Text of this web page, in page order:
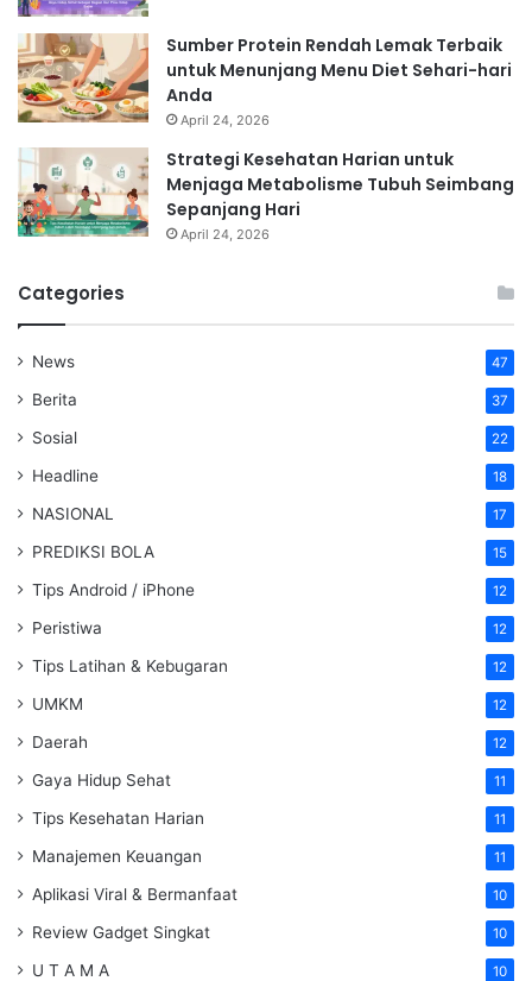
Sumber Protein Rendah Lemak Terbaik
untuk Menunjang Menu Diet Sehari-hari
Anda
April 24, 2026
Strategi Kesehatan Harian untuk
Menjaga Metabolisme Tubuh Seimbang
Sepanjang Hari
April 24, 2026
Categories
News 47
Berita 37
Sosial 22
Headline 18
NASIONAL 17
PREDIKSI BOLA 15
Tips Android / iPhone 12
Peristiwa 12
Tips Latihan & Kebugaran 12
UMKM 12
Daerah 12
Gaya Hidup Sehat 11
Tips Kesehatan Harian 11
Manajemen Keuangan 11
Aplikasi Viral & Bermanfaat 10
Review Gadget Singkat 10
U T A M A 10